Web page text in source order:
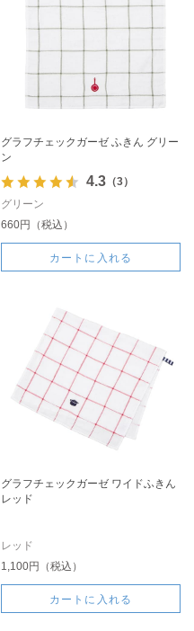
グラフチェックガーゼ ふきん グリー
ン
4.3（3）
グリーン
660円（税込）
カートに入れる
グラフチェックガーゼ ワイドふきん
レッド
レッド
1,100円（税込）
カートに入れる